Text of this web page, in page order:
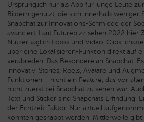
Ursprünglich nur als App für junge Leute
Bildern genutzt, die sich innerhalb weniger
Snapchat zur Innovations-Schmiede der
avanciert. Laut Futurebizz sehen 2022 hier
Nutzer täglich Fotos und Video-Clips,
über eine Lokalisieren-Funktion direkt auf
verabreden. Das Besondere an Snapchat:
innovativ. Stories, Reels, Avatare und
Funktionen – nicht ein Feature, das vor
nicht zuerst bei Snapchat zu sehen war.
Text und Sticker sind Snapchats Erfindung.
der Echtzeit-Faktor. Nur aktuell
konnten gesnappt werden. Mittlerweile gibt